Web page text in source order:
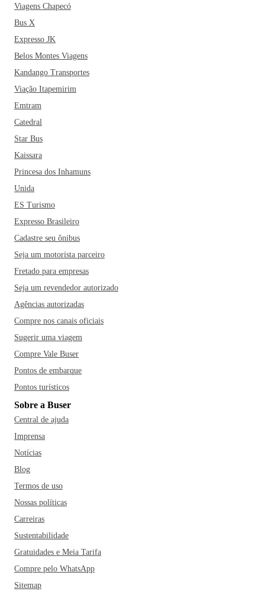
Viagens Chapecó
Bus X
Expresso JK
Belos Montes Viagens
Kandango Transportes
Viação Itapemirim
Emtram
Catedral
Star Bus
Kaissara
Princesa dos Inhamuns
Unida
ES Turismo
Expresso Brasileiro
Cadastre seu ônibus
Seja um motorista parceiro
Fretado para empresas
Seja um revendedor autorizado
Agências autorizadas
Compre nos canais oficiais
Sugerir uma viagem
Compre Vale Buser
Pontos de embarque
Pontos turísticos
Sobre a Buser
Central de ajuda
Imprensa
Notícias
Blog
Termos de uso
Nossas políticas
Carreiras
Sustentabilidade
Gratuidades e Meia Tarifa
Compre pelo WhatsApp
Sitemap